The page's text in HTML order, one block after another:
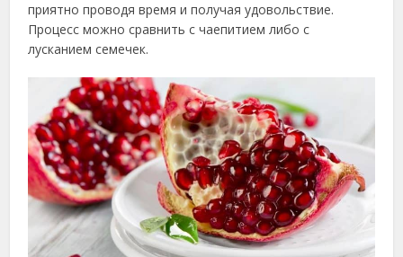
приятно проводя время и получая удовольствие.
Процесс можно сравнить с чаепитием либо с
лусканием семечек.